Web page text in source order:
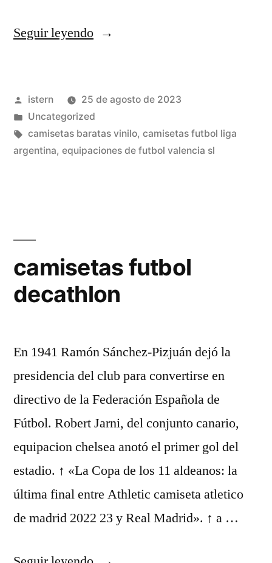
Seguir leyendo«camisetas
de
futbol»
Publicado
por
istern
25 de agosto de 2023
Publicado
en
Uncategorized
Etiquetas:
camisetas baratas vinilo, camisetas futbol liga
argentina, equipaciones de futbol valencia sl
camisetas futbol
decathlon
En 1941 Ramón Sánchez-Pizjuán dejó la
presidencia del club para convertirse en
directivo de la Federación Española de
Fútbol. Robert Jarni, del conjunto canario,
equipacion chelsea anotó el primer gol del
estadio. ↑ «La Copa de los 11 aldeanos: la
última final entre Athletic camiseta atletico
de madrid 2022 23 y Real Madrid». ↑ a …